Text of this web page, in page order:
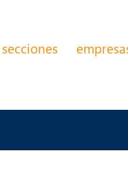
secciones